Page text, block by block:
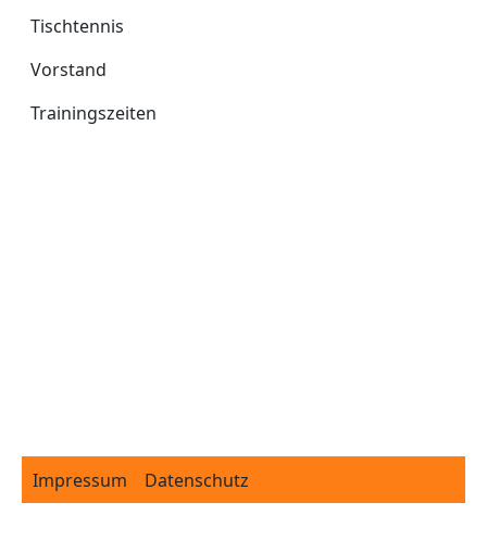
Tischtennis
Tischtennis
Vorstand
Trainingszeiten
Footer
Impressum Datenschutz